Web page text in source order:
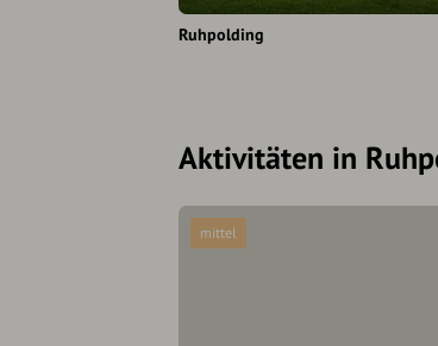
Ruhpolding
Aktivitäten in
mittel